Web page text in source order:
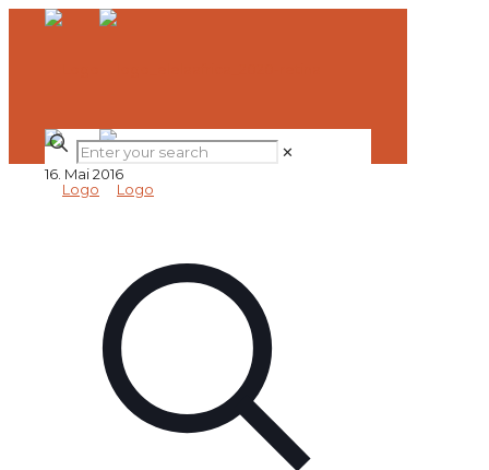
✕
16. Mai 2016